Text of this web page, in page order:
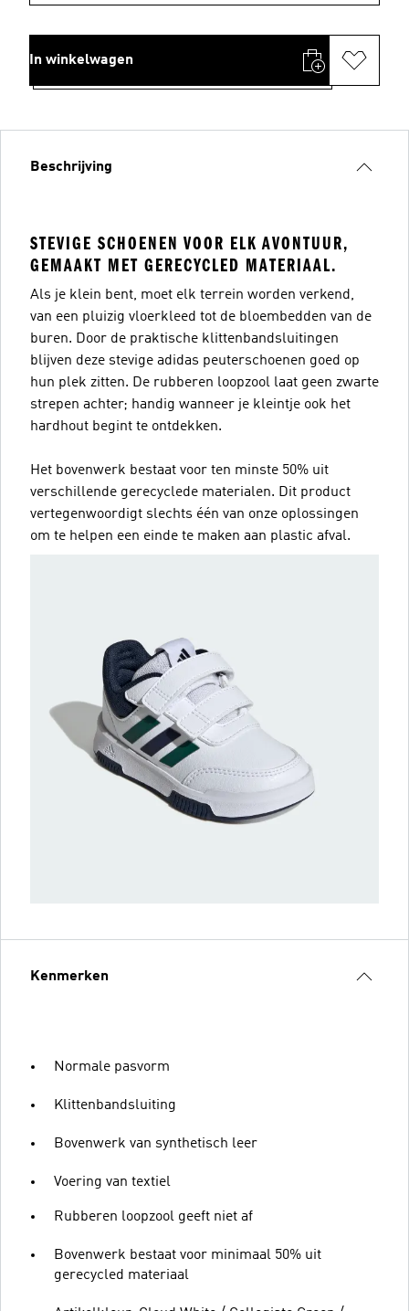
In winkelwagen
Beschrijving
STEVIGE SCHOENEN VOOR ELK AVONTUUR,
GEMAAKT MET GERECYCLED MATERIAAL.
Als je klein bent, moet elk terrein worden verkend,
van een pluizig vloerkleed tot de bloembedden van de
buren. Door de praktische klittenbandsluitingen
blijven deze stevige adidas peuterschoenen goed op
hun plek zitten. De rubberen loopzool laat geen zwarte
strepen achter; handig wanneer je kleintje ook het
hardhout begint te ontdekken.
Het bovenwerk bestaat voor ten minste 50% uit
verschillende gerecyclede materialen. Dit product
vertegenwoordigt slechts één van onze oplossingen
om te helpen een einde te maken aan plastic afval.
Kenmerken
Normale pasvorm
Klittenbandsluiting
Bovenwerk van synthetisch leer
Voering van textiel
Rubberen loopzool geeft niet af
Bovenwerk bestaat voor minimaal 50% uit
gerecycled materiaal